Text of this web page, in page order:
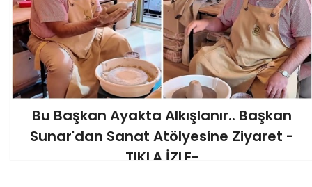
PERFORMANS AUTO 2.
ŞUBESİ HİZMETE AÇILDI
Bu Başkan Ayakta Alkışlanır.. Başkan
Sunar'dan Sanat Atölyesine Ziyaret -
TIKLA İZLE-